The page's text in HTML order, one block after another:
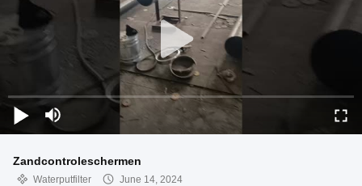
Zandcontroleschermen
Waterputfilter
June 14, 2024